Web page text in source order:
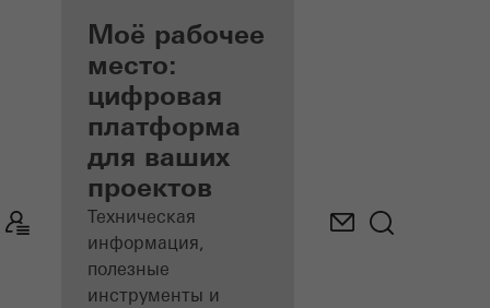
Преимущества для
зарегистрированных
пользователей
Откройте для
себя раздел
«Мой рабочий
стол»
Моё рабочее
место:
цифровая
платформа
для ваших
проектов
Техническая
информация,
полезные
инструменты и